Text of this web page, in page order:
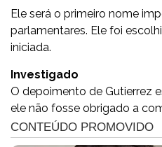
Ele será o primeiro nome
parlamentares. Ele foi
iniciada.
Investigado
O depoimento de Gutierrez
ele não fosse obrigado a